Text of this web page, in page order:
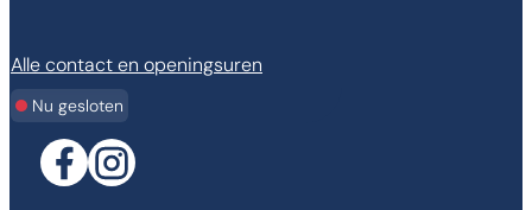
Alle contact en openingsuren
Nu gesloten
FacebookInstagram